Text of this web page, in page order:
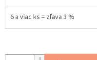
6 a viac ks = zľava 3 %